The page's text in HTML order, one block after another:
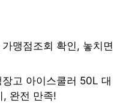
맹점조회 확인, 놓치면
고 아이스쿨러 50L 대
완전 만족!